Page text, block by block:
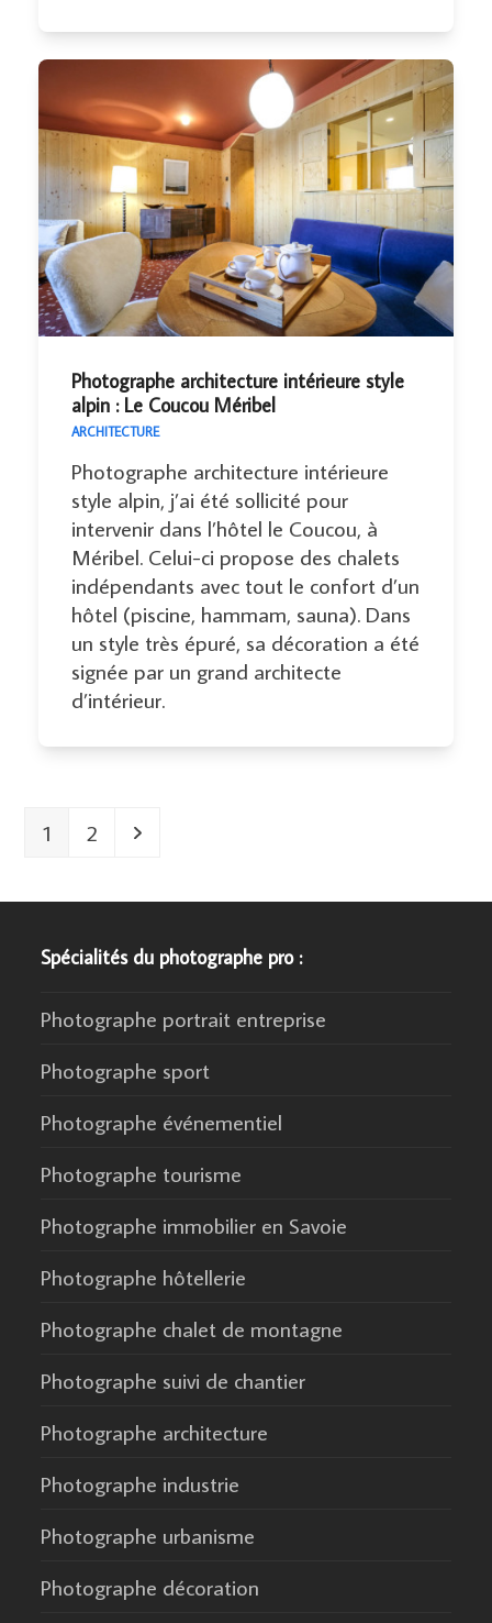
Photographe architecture intérieure style
alpin : Le Coucou Méribel
ARCHITECTURE
Photographe architecture intérieure
style alpin, j’ai été sollicité pour
intervenir dans l’hôtel le Coucou, à
Méribel. Celui-ci propose des chalets
indépendants avec tout le confort d’un
hôtel (piscine, hammam, sauna). Dans
un style très épuré, sa décoration a été
signée par un grand architecte
d’intérieur.
Page
1 Page
2 Suivant
Spécialités du photographe pro :
Photographe portrait entreprise
Photographe sport
Photographe événementiel
Photographe tourisme
Photographe immobilier en Savoie
Photographe hôtellerie
Photographe chalet de montagne
Photographe suivi de chantier
Photographe architecture
Photographe industrie
Photographe urbanisme
Photographe décoration